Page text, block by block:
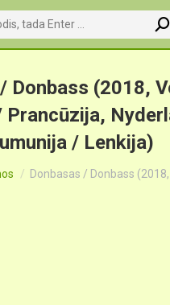
Donbass (2018,
Prancūzija,
/ Lenkija)
Donbasas / Donbass (2018,